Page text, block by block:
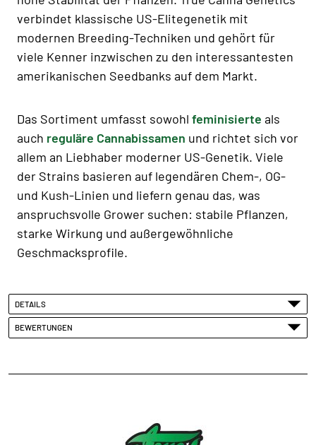
verbindet klassische US-Elitegenetik mit
modernen Breeding-Techniken und gehört für
viele Kenner inzwischen zu den interessantesten
amerikanischen Seedbanks auf dem Markt.
Das Sortiment umfasst sowohl feminisierte als
auch reguläre Cannabissamen und richtet sich vor
allem an Liebhaber moderner US-Genetik. Viele
der Strains basieren auf legendären Chem-, OG-
und Kush-Linien und liefern genau das, was
anspruchsvolle Grower suchen: stabile Pflanzen,
starke Wirkung und außergewöhnliche
Geschmacksprofile.
DETAILS
BEWERTUNGEN